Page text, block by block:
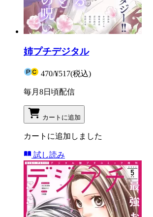
姉プチデジタル
470/¥517(税込)
毎月8日頃配信
カートに追加
カートに追加しました
試し読み